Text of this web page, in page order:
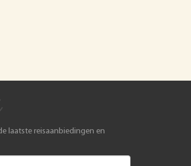
laatste reisaanbiedingen en